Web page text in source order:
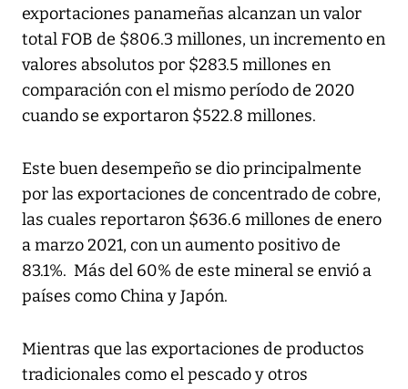
exportaciones panameñas alcanzan un valor
total FOB de $806.3 millones, un incremento en
valores absolutos por $283.5 millones en
comparación con el mismo período de 2020
cuando se exportaron $522.8 millones.
Este buen desempeño se dio principalmente
por las exportaciones de concentrado de cobre,
las cuales reportaron $636.6 millones de enero
a marzo 2021, con un aumento positivo de
83.1%. Más del 60% de este mineral se envió a
países como China y Japón.
Mientras que las exportaciones de productos
tradicionales como el pescado y otros